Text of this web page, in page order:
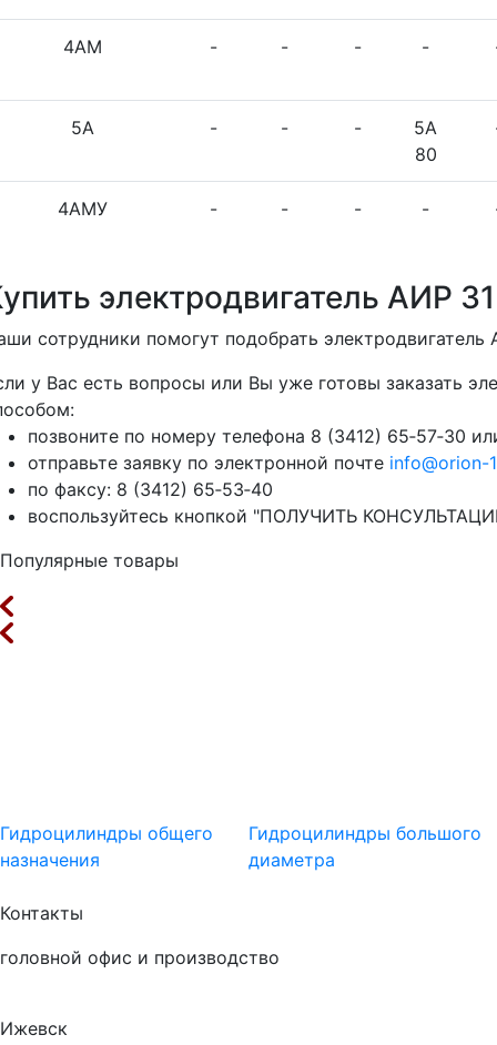
4АМ - - - -
5А - - -
5А
80
4АМУ - - - -
электродвигатель АИР
сотрудники помогут подобрать
у Вас есть вопросы или Вы уже готовы заказать
позвоните по номеру телефона 8 (3412) 65‑57‑30
отправьте заявку по электронной почте info@orion-
по факсу: 8 (3412) 65‑53‑40
воспользуйтесь кнопкой "ПОЛУЧИТЬ
Популярные товары
Гидроцилиндры общего
назначения
Гидроцилиндры большого
диаметра
Контакты
головной офис и производство
Ижевск